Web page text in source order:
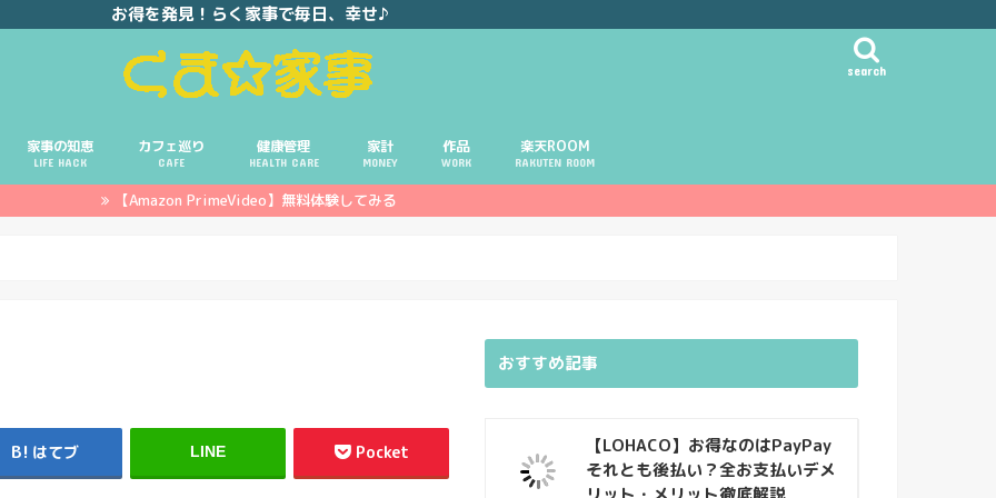
お得を発見！らく家事で毎日、幸せ♪
search
家事の知恵
LIFE HACK
カフェ巡り
CAFE
健康管理
HEALTH CARE
家計
MONEY
ポイ活
投資
副業
作品
WORK
楽天ROOM
RAKUTEN ROOM
【Amazon PrimeVideo】無料体験してみる
はてブ LINE Pocket
おすすめ記事
【LOHACO】お得なのはPayPay
それとも後払い？全お支払いデメ